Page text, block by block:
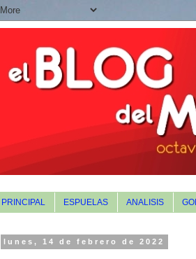
PRINCIPAL ESPUELAS ANALISIS
lunes, 14 de febrero de 2022